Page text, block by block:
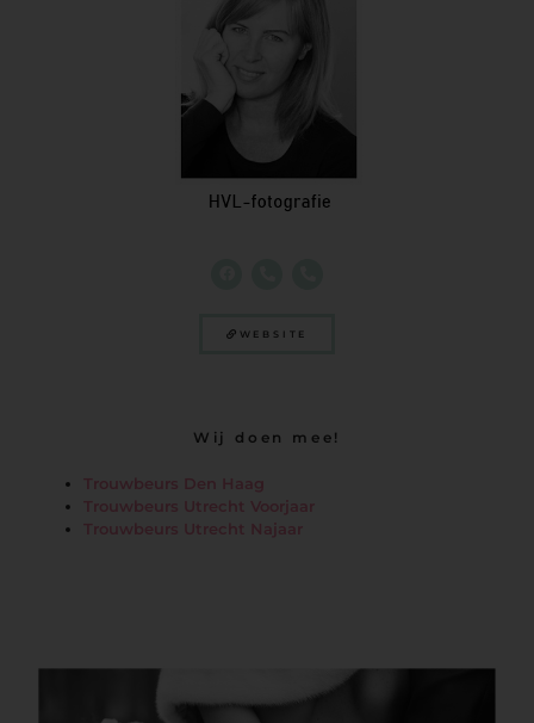
WEBSITE
Wij doen mee!
Trouwbeurs Den Haag
Trouwbeurs Utrecht Voorjaar
Trouwbeurs Utrecht Najaar